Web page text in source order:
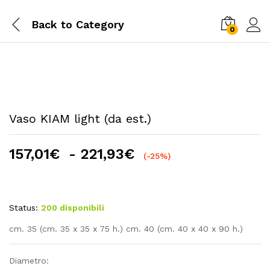
Back to Category 0
Vaso KIAM light (da est.)
157,01€ - 221,93€ Fascia
a
221,93€
(-25%)
Status: 200 disponibili
cm. 35 (cm. 35 x 35 x 75 h.) cm. 40 (cm. 40 x 40 x 90 h.)
Diametro: